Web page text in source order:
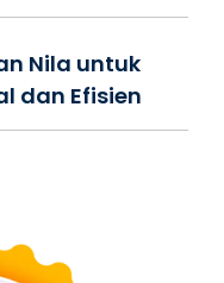
Nila untuk
dan Efisien